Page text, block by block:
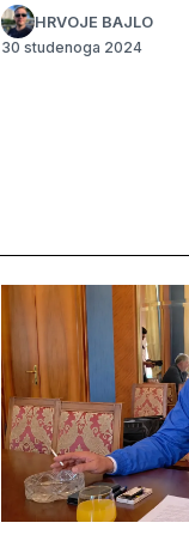
HRVOJE BAJLO
30 studenoga 2024